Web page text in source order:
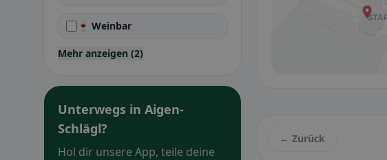
🍷 Weinbar
Mehr anzeigen (2)
Unterwegs in Aigen-
Schlägl?
Hol dir unsere App, teile deine
← Zurück